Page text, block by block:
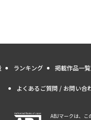
ランキング 掲載作品一覧
よくあるご質問 / お問い合
ABJマークは、こ